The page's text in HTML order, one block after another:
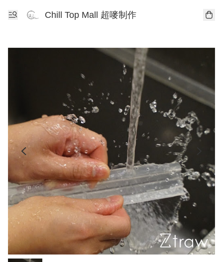
Chill Top Mall 超嘜制作